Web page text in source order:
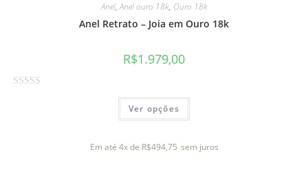
Anel,Anel ouro 18k, Ouro 18k
Anel Retrato – Joia em Ouro 18k
R$1.979,00
Ver opções
Em até 4x de R$494,75 sem juros